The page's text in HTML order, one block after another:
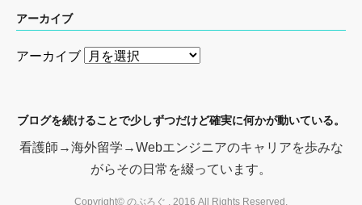
アーカイブ
アーカイブ
ブログを続けることで少しずつだけど確実に何かが動いている。
看護師→海外留学→Webエンジニアのキャリアを歩みな
がらその日常を綴っています。
Copyright© のぶろぐ , 2016 All Rights Reserved.